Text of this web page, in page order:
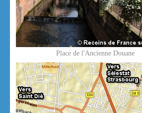
Place de l'Ancienne Douane